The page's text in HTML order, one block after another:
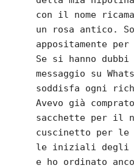
con il nome
un rosa antico.
appositamente
Se si hanno dubbi
messaggio su
soddisfa ogni
Avevo già
sacchette per il
cuscinetto per
le iniziali degli
e ho ordinato